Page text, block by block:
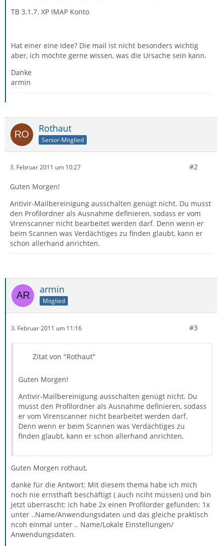
TB 3.1.7. XP IMAP Konto
Hat einer eine Idee? Die mail ist nicht besonders wichtig
aber, ich möchte gerne wissen, was die Ursache sein kann.
Danke
armin
Rothaut
Senior-Mitglied
3. Februar 2011 um 10:27 #2
Guten Morgen!
Antivir-Mailbereinigung ausschalten genügt nicht. Du musst
den Profilordner als Ausnahme definieren, sodass er vom
Virenscanner nicht bearbeitet werden darf. Denn wenn er
beim Scannen was Verdächtiges zu finden glaubt, kann er
schon allerhand anrichten.
armin
Mitglied
3. Februar 2011 um 11:16 #3
Zitat von "Rothaut"
Guten Morgen!
Antivir-Mailbereinigung ausschalten genügt nicht. Du
musst den Profilordner als Ausnahme definieren, sodass
er vom Virenscanner nicht bearbeitet werden darf.
Denn wenn er beim Scannen was Verdächtiges zu
finden glaubt, kann er schon allerhand anrichten.
Guten Morgen rothaut,
danke für die Antwort: Mit diesem thema habe ich mich
noch nie ernsthaft beschäftigt ( auch nciht müssen) und bin
jetzt überrascht: ich habe 2x einen Profilorder gefunden: 1x
unter ..Name/Anwendungsdaten und das gleiche praktisch
ncoh einmal unter .. Name/Lokale Einstellungen/
Anwendungsdaten.